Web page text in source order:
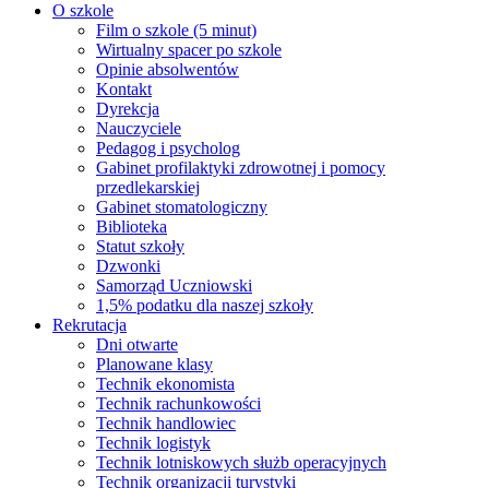
O szkole
Film o szkole (5 minut)
Wirtualny spacer po szkole
Opinie absolwentów
Kontakt
Dyrekcja
Nauczyciele
Pedagog i psycholog
Gabinet profilaktyki zdrowotnej i pomocy
przedlekarskiej
Gabinet stomatologiczny
Biblioteka
Statut szkoły
Dzwonki
Samorząd Uczniowski
1,5% podatku dla naszej szkoły
Rekrutacja
Dni otwarte
Planowane klasy
Technik ekonomista
Technik rachunkowości
Technik handlowiec
Technik logistyk
Technik lotniskowych służb operacyjnych
Technik organizacji turystyki